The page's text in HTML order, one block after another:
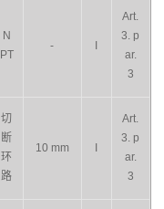
N
PT
-
Art.
3. p
ar.
3
切
断
环
路
10 mm
Art.
3. p
ar.
3